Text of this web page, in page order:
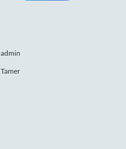
admin
Tamer